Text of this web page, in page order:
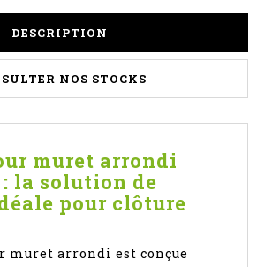
DESCRIPTION
NOS STOCKS
muret arrondi
: la solution de
pour clôture
muret arrondi est conçue